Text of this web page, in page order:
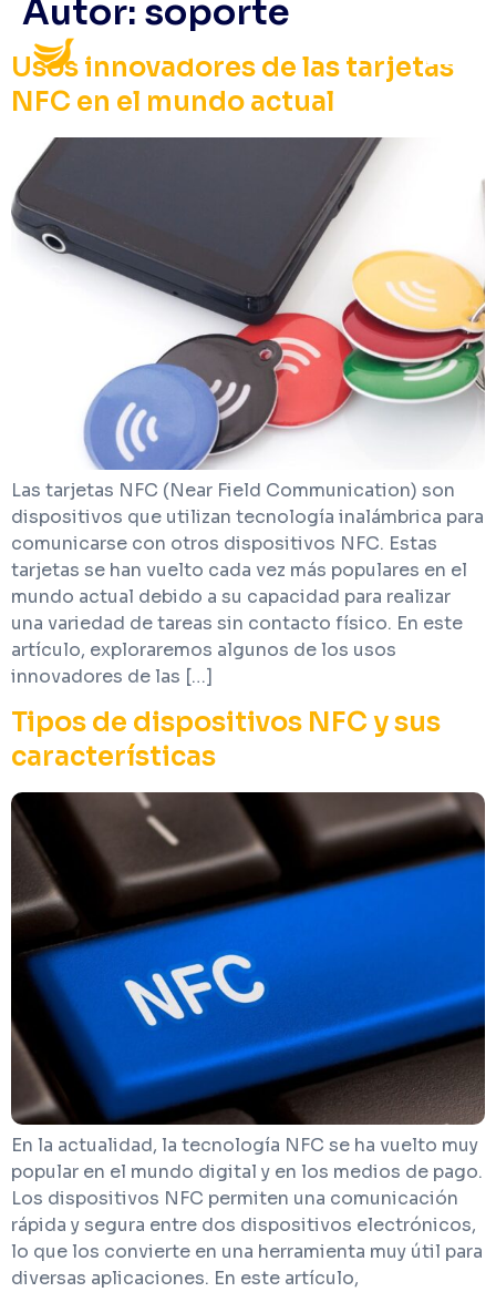
Autor: soporte
Usos innovadores de las tarjetas
NFC en el mundo actual
Las tarjetas NFC (Near Field Communication) son
dispositivos que utilizan tecnología inalámbrica para
comunicarse con otros dispositivos NFC. Estas
tarjetas se han vuelto cada vez más populares en el
mundo actual debido a su capacidad para realizar
una variedad de tareas sin contacto físico. En este
artículo, exploraremos algunos de los usos
innovadores de las […]
Tipos de dispositivos NFC y sus
características
En la actualidad, la tecnología NFC se ha vuelto muy
popular en el mundo digital y en los medios de pago.
Los dispositivos NFC permiten una comunicación
rápida y segura entre dos dispositivos electrónicos,
lo que los convierte en una herramienta muy útil para
diversas aplicaciones. En este artículo,